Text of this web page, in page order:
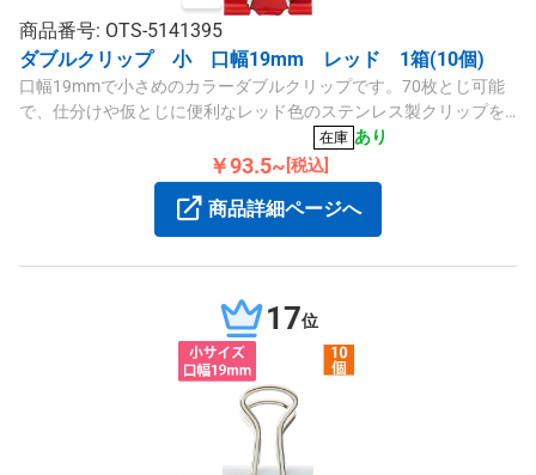
商品番号: OTS-5141395
ダブルクリップ 小 口幅19mm レッド 1箱(10個)
口幅19mmで小さめのカラーダブルクリップです。70枚とじ可能
で、仕分けや仮とじに便利なレッド色のステンレス製クリップを1
在庫 あり
￥93.5~ [税込]
商品詳細ページへ
17位